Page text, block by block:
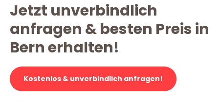
Jetzt unverbindlich
anfragen & besten Preis in
Bern erhalten!
Kostenlos & unverbindlich anfragen!